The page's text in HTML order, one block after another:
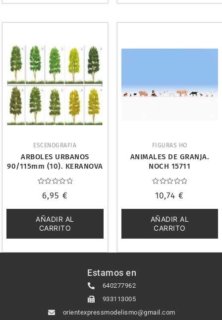
ESCENOGRAFIA
ARBOLES URBANOS
90/115mm (10). KERANOVA
62014
con
de
5
6,95 €
AÑADIR AL
CARRITO
FIGURAS HO
ANIMALES DE GRANJA.
NOCH 15711
con
de
5
10,74€
AÑADIR AL
CARRITO
Estamos en
640277962
933113005
orientexpressmodelismo@gmail.com